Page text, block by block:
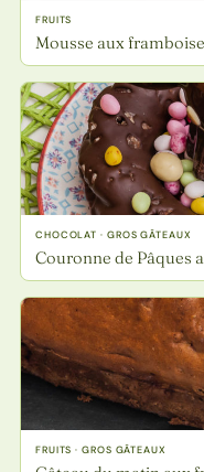
FRUITS
Mousse aux
CHOCOLAT · GROS GÂTEAUX
Couronne de Pâques
FRUITS · GROS GÂTEAUX